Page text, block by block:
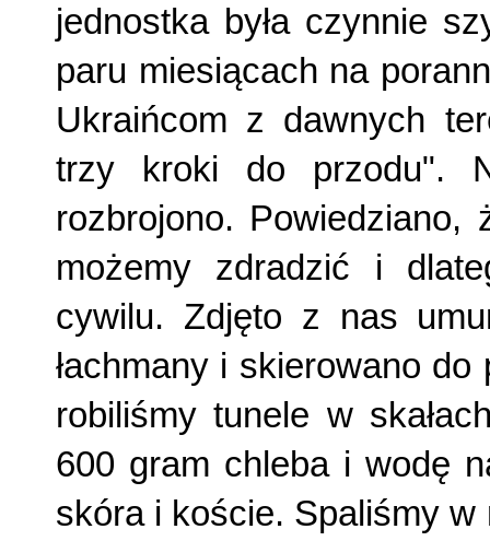
jednostka była czynnie
paru miesiącach na
Ukraińcom z dawnych
trzy kroki do przodu".
rozbrojono.
możemy zdradzić i
cywilu. Zdjęto z nas
łachmany i skierowano
robiliśmy tunele w
600 gram chleba i wodę
skóra i koście. Spaliśmy